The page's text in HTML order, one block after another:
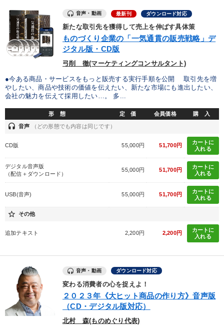
キーワード
採用 入門篇 教育 マネジメント 不動産
※「更新」を押すと「テーマ」「キーワード」を更新いただけます。
ondemand_video 経営音声・動画を探す refresh 更新する
全国経営者セミナー収録物以外の経営教材（全762タイトル）からお探
しいただけます
カテゴリー
【1月】音声・映像 経済・景気・相場予測
経営リーダーの考え方と戦略を学ぶ
【4月】音声・映像
2025年春季全国経営者セミナー収録講演ＣＤ・講演ＤＶＤ・デジ
タル版（音声／動画ストリーミング・ダウンロード）
【最新刊】精神科医・和田秀樹の「老いない力」＋健康な社長と
会社をつくる厳選講話
音声・動画 最新刊 ダウンロード対応
新たな取引先を獲得して売上を伸ばす具体策
ものづくり企業の「一気通貫の販売戦略」デ
ジタル版・CD版
弓削 徹(マーケティングコンサルタント)
●今ある商品・サービスをもっと販売する実行手順を公開 取引先を増
やしたい、商品や技術の価値を伝えたい、新たな市場にも進出したい、
会社の魅力を伝えて採用したい…。 多...
形 態 定 価 会員価格 購 入
headset 音声 （どの形態でも内容は同じです）
CD版 55,000円 51,700円
カートに
入れる
デジタル音声版
（配信＋ダウンロード）
55,000円 51,700円
カートに
入れる
USB(音声) 55,000円 51,700円
カートに
入れる
star_border その他
追加テキスト 2,200円 2,200円
カートに
入れる
音声・動画 ダウンロード対応
変わる消費者の心を捉えよ！
２０２３年《大ヒット商品の作り方》音声版
（CD・デジタル版対応）
北村 森(ものめぐり代表)